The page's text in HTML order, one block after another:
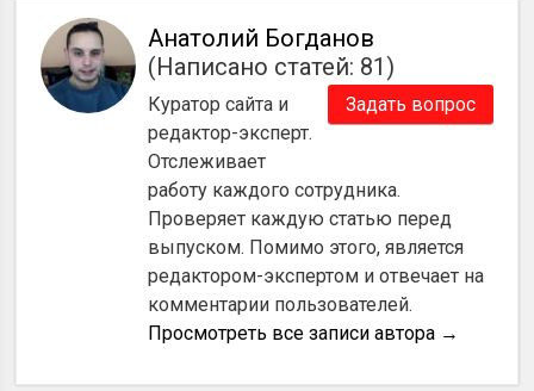
Анатолий Богданов
(Написано статей: 81)
Задать вопрос
Куратор сайта и
редактор-эксперт.
Отслеживает
работу каждого сотрудника.
Проверяет каждую статью перед
выпуском. Помимо этого, является
редактором-экспертом и отвечает на
комментарии пользователей.
Просмотреть все записи автора →